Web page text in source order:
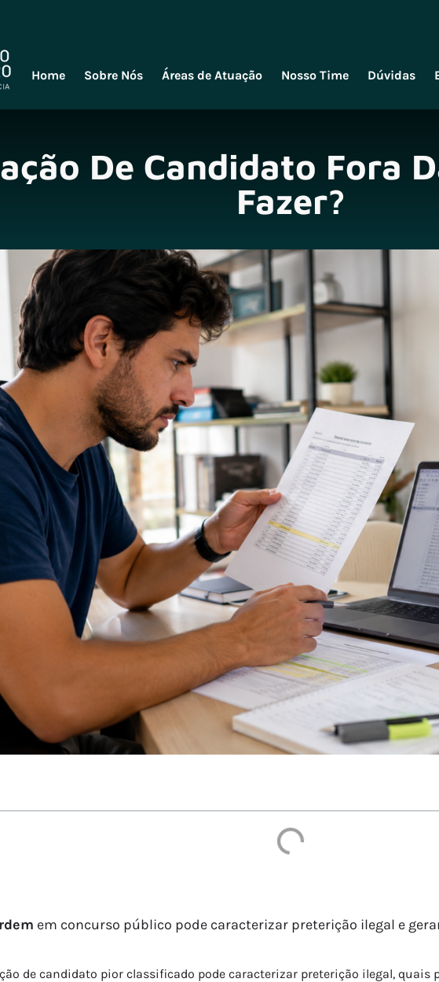
Home Sobre Nós Áreas de Atuação Nosso Time Dúvidas
De Candidato Fora
Fazer?
em concurso público pode caracterizar preterição ilegal e
de candidato pior classificado pode caracterizar preterição ilegal,